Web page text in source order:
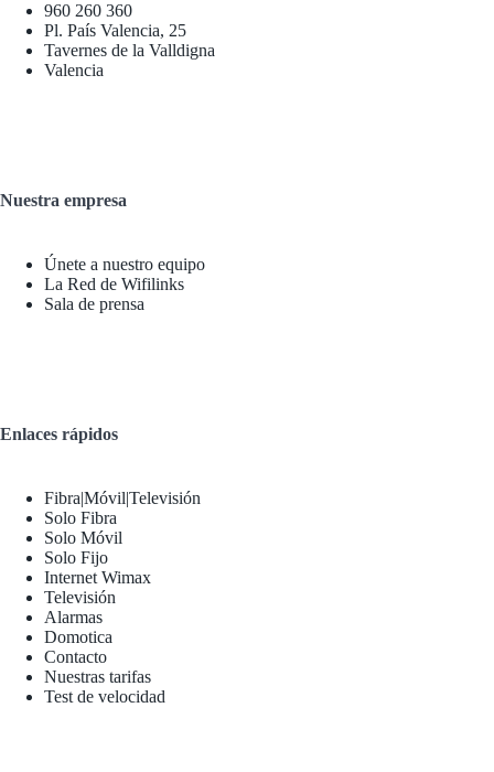
960 260 360
Pl. País Valencia, 25
Tavernes de la Valldigna
Valencia
Nuestra empresa
Únete a nuestro equipo
La Red de Wifilinks
Sala de prensa
Enlaces rápidos
Fibra|Móvil|Televisión
Solo Fibra
Solo Móvil
Solo Fijo
Internet Wimax
Televisión
Alarmas
Domotica
Contacto
Nuestras tarifas
Test de velocidad